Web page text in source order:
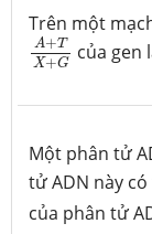
Trên một
A+T
X+G
A+TX+G
của gen
Một phân tử
tử ADN này
của phân tử